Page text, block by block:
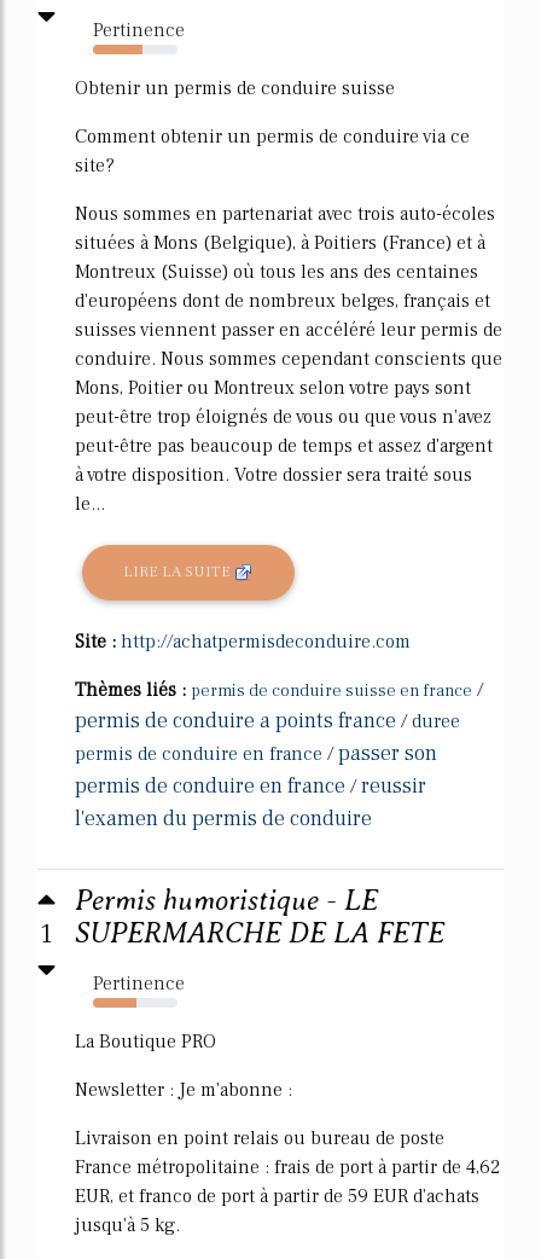
Pertinence
59%
Obtenir un permis de conduire suisse
Comment obtenir un permis de conduire via ce
site?
Nous sommes en partenariat avec trois auto-écoles
situées à Mons (Belgique), à Poitiers (France) et à
Montreux (Suisse) où tous les ans des centaines
d'européens dont de nombreux belges, français et
suisses viennent passer en accéléré leur permis de
conduire. Nous sommes cependant conscients que
Mons, Poitier ou Montreux selon votre pays sont
peut-être trop éloignés de vous ou que vous n'avez
peut-être pas beaucoup de temps et assez d'argent
à votre disposition. Votre dossier sera traité sous
le...
LIRE LA SUITE
Site : http://achatpermisdeconduire.com
Thèmes liés : permis de conduire suisse en france /
permis de conduire a points france /duree
permis de conduire en france /passer son
permis de conduire en france /reussir
l'examen du permis de conduire
1
Permis humoristique - LE
SUPERMARCHE DE LA FETE
Pertinence
52%
La Boutique PRO
Newsletter : Je m'abonne :
Livraison en point relais ou bureau de poste
France métropolitaine : frais de port à partir de 4,62
EUR, et franco de port à partir de 59 EUR d'achats
jusqu'à 5 kg.